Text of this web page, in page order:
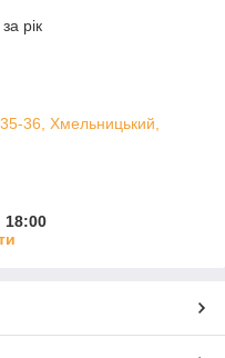
рік
36, Хмельницький,
18:00